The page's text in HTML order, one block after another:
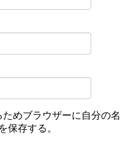
めブラウザーに自分の名
保存する。